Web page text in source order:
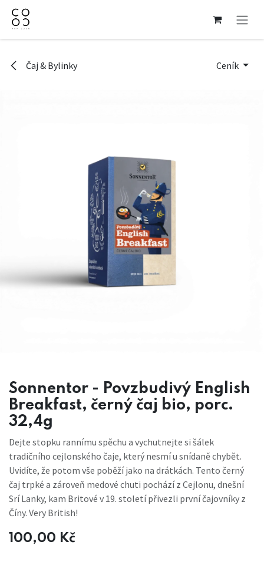
Přejít na obsah
Čaj & Bylinky Ceník
Sonnentor - Povzbudivý English
Breakfast, černý čaj bio, porc.
32,4g
Dejte stopku rannímu spěchu a vychutnejte si šálek
tradičního cejlonského čaje, který nesmí u snídaně chybět.
Uvidíte, že potom vše poběží jako na drátkách. Tento černý
čaj trpké a zároveň medové chuti pochází z Cejlonu, dnešní
Srí Lanky, kam Britové v 19. století přivezli první čajovníky z
Číny. Very British!
100,00 Kč